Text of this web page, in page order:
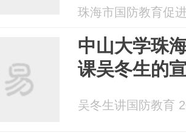
珠海市国防教育促
中山大学珠
课吴冬生的
吴冬生讲国防教育